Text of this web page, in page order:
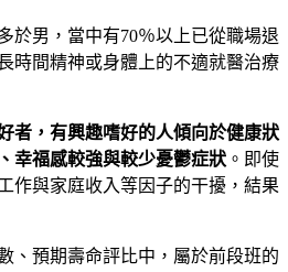
於男，當中有70％以上已從職場退
時間精神或身體上的不適就醫治療
者，有興趣嗜好的人傾向於健康狀
、 幸福感較強與較少憂鬱症狀 。即使
作與家庭收入等因子的干擾 ， 結果
、 預期壽命評比中，屬於前段班的